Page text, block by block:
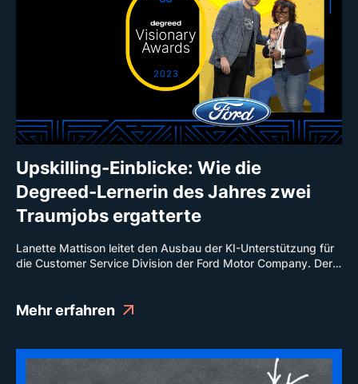
Upskilling-Einblicke: Wie die
Degreed-Lernerin des Jahres zwei
Traumjobs ergatterte
Lanette Mattison leitet den Ausbau der KI-Unterstützung für
die Customer Service Division der Ford Motor Company. Der
Mehr erfahren